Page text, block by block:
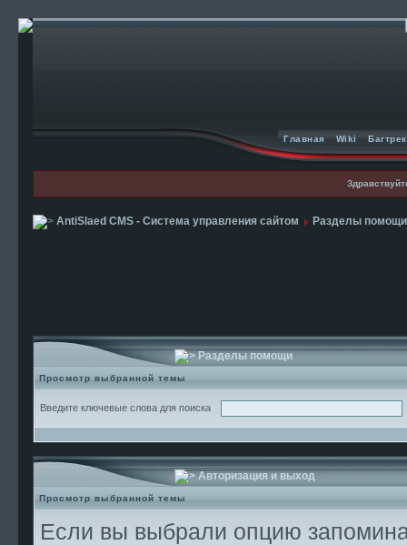
Главная Wiki
AntiSlaed CMS - Система управления сайтом Разделы помощи
Разделы помощи
Просмотр выбранной темы
Введите ключевые слова для поиска
Авторизация и выход
Просмотр выбранной темы
Если вы выбрали опцию